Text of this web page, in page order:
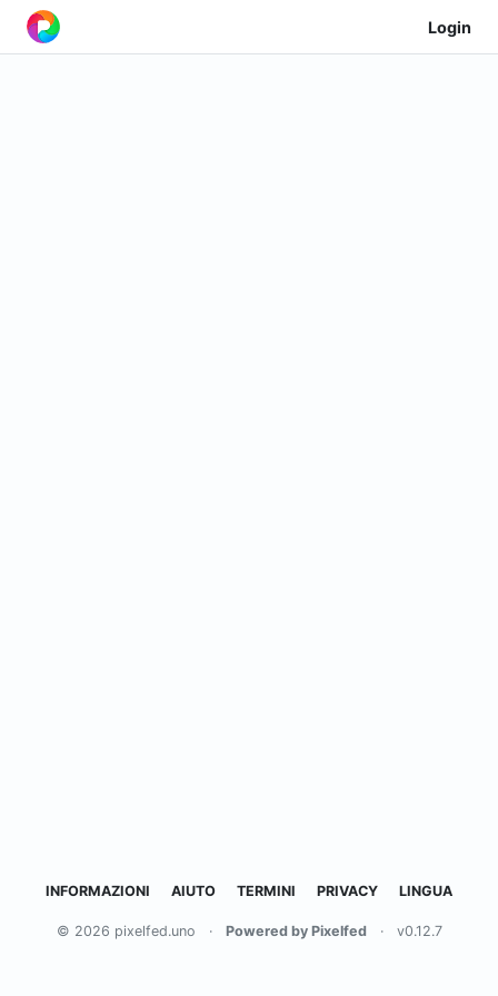
Login
INFORMAZIONI AIUTO TERMINI PRIVACY LINGUA
© 2026 pixelfed.uno · Powered by Pixelfed · v0.12.7